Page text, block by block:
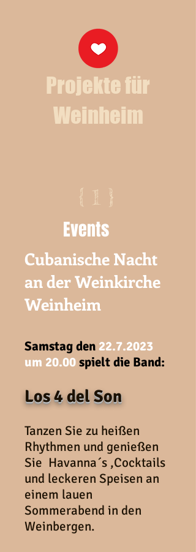
Projekte für
Weinheim
{ 1 }
Events
Cubanische Nacht
an der Weinkirche
Weinheim
Samstag den 22.7.2023
um 20.00spielt die Band:
Los 4 del Son
Tanzen Sie zu heißen
Rhythmen und genießen
Sie Havanna´s ,Cocktails
und leckeren Speisen an
einem lauen
Sommerabend in den
Weinbergen.